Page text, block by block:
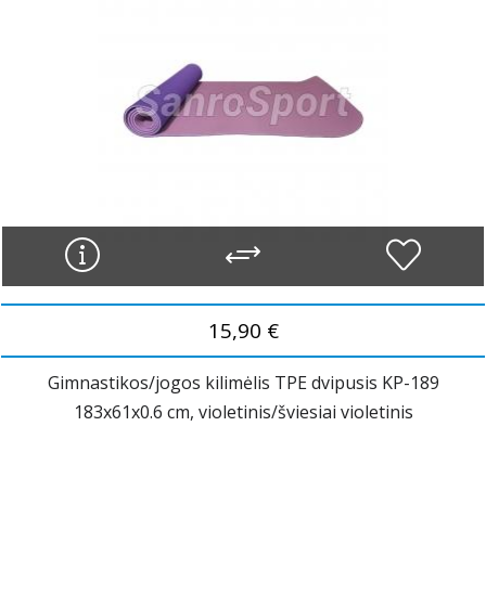
15,90 €
Gimnastikos/jogos kilimėlis TPE dvipusis KP-189
183x61x0.6 cm, violetinis/šviesiai violetinis